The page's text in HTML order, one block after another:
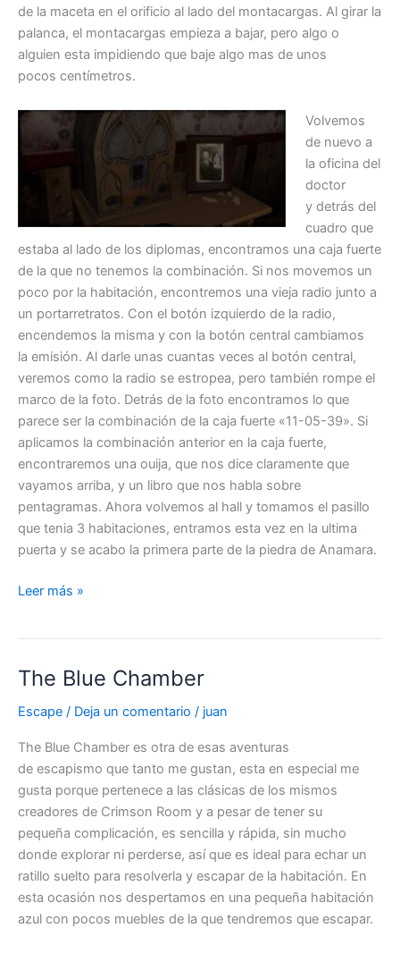
de la maceta en el orificio al lado del montacargas. Al girar la
palanca, el montacargas empieza a bajar, pero algo o
alguien esta impidiendo que baje algo mas de unos
pocos centímetros.
Volvemos
de nuevo a
la oficina del
doctor
y detrás del
cuadro que
estaba al lado de los diplomas, encontramos una caja fuerte
de la que no tenemos la combinación. Si nos movemos un
poco por la habitación, encontremos una vieja radio junto a
un portarretratos. Con el botón izquierdo de la radio,
encendemos la misma y con la botón central cambiamos
la emisión. Al darle unas cuantas veces al botón central,
veremos como la radio se estropea, pero también rompe el
marco de la foto. Detrás de la foto encontramos lo que
parece ser la combinación de la caja fuerte «11-05-39». Si
aplicamos la combinación anterior en la caja fuerte,
encontraremos una ouija, que nos dice claramente que
vayamos arriba, y un libro que nos habla sobre
pentagramas. Ahora volvemos al hall y tomamos el pasillo
que tenia 3 habitaciones, entramos esta vez en la ultima
puerta y se acabo la primera parte de la piedra de Anamara.
La
Leer más »
The Blue Chamber
Escape / Deja un comentario / juan
The Blue Chamber es otra de esas aventuras
de escapismo que tanto me gustan, esta en especial me
gusta porque pertenece a las clásicas de los mismos
creadores de Crimson Room y a pesar de tener su
pequeña complicación, es sencilla y rápida, sin mucho
donde explorar ni perderse, así que es ideal para echar un
ratillo suelto para resolverla y escapar de la habitación. En
esta ocasión nos despertamos en una pequeña habitación
azul con pocos muebles de la que tendremos que escapar.